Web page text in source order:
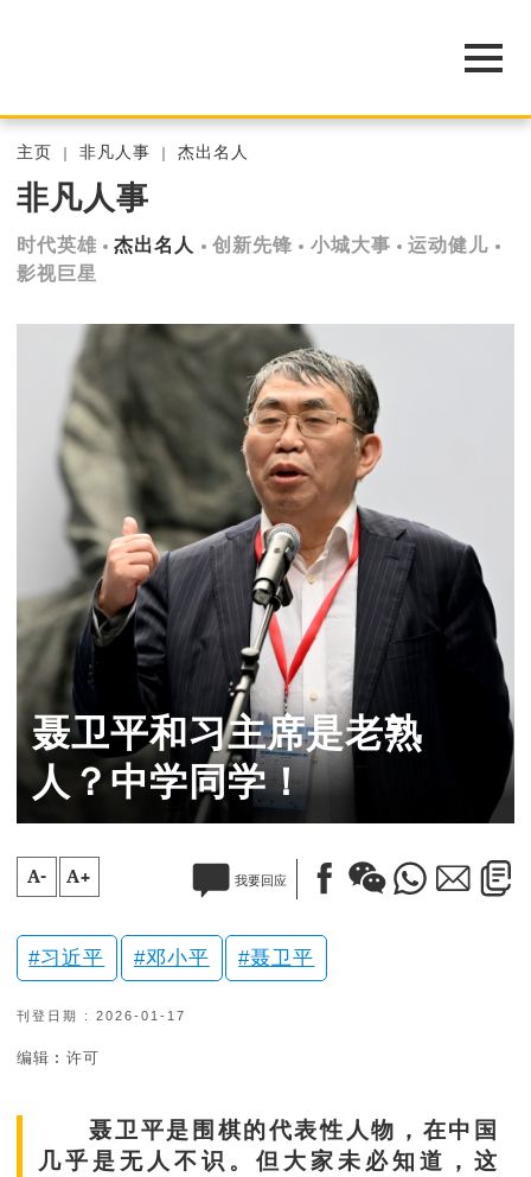
主页 非凡人事 杰出名人
非凡人事
时代英雄 杰出名人 创新先锋 小城大事
运动健儿
影视巨星
聂卫平和习主席是老熟
人？中学同学！
A- A+ 我要回应
习近平 邓小平 聂卫平
刊登日期 : 2026-01-17
编辑︰许可
聂卫平是围棋的代表性人物，在中国
几乎是无人不识。但大家未必知道，这